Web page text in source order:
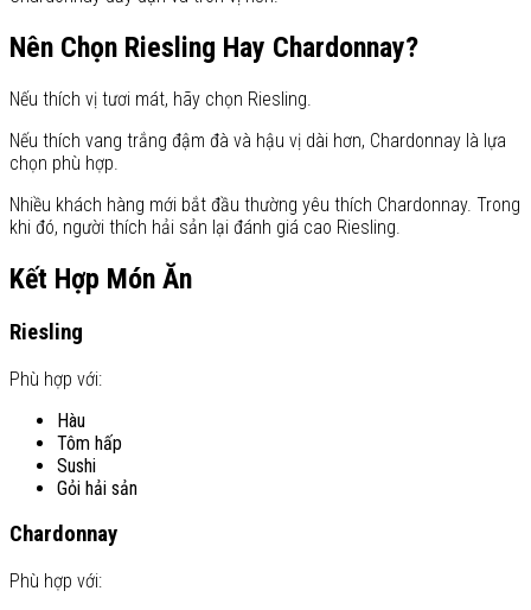
Nên Chọn Riesling Hay Chardonnay?
Nếu thích vị tươi mát, hãy chọn Riesling.
Nếu thích vang trắng đậm đà và hậu vị dài hơn, Chardonnay là lựa
chọn phù hợp.
Nhiều khách hàng mới bắt đầu thường yêu thích Chardonnay. Trong
khi đó, người thích hải sản lại đánh giá cao Riesling.
Kết Hợp Món Ăn
Riesling
Phù hợp với:
Hàu
Tôm hấp
Sushi
Gỏi hải sản
Chardonnay
Phù hợp với: